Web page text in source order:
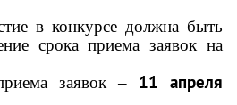
в конкурсе должна быть
срока приема заявок на
заявок – 11 апреля